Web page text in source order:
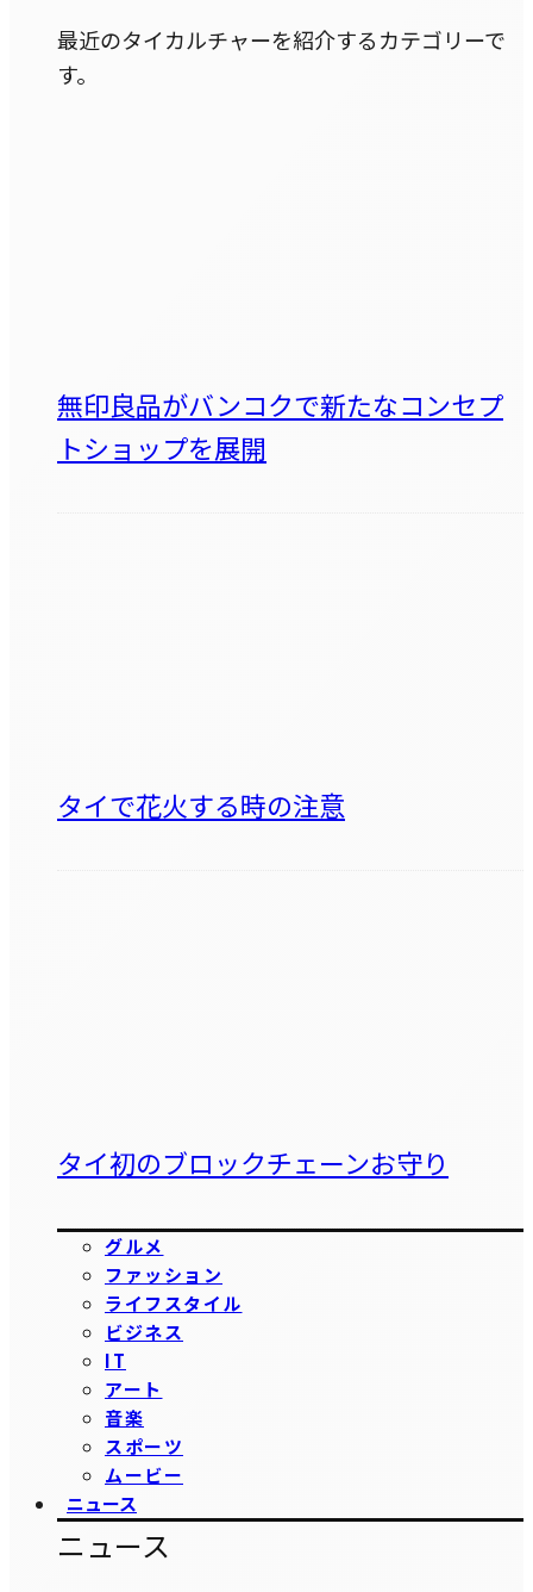
最近のタイカルチャーを紹介するカテゴリーで
す。
無印良品がバンコクで新たなコンセプ
トショップを展開
タイで花火する時の注意
タイ初のブロックチェーンお守り
グルメ
ファッション
ライフスタイル
ビジネス
IT
アート
音楽
スポーツ
ムービー
ニュース
ニュース